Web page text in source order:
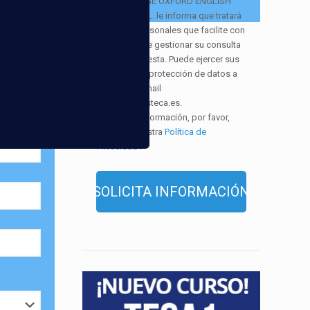
INSTITUTE S.L. le informa que tratará
los datos personales que facilite con
la finalidad de gestionar su consulta
y darle respuesta. Puede ejercer sus
derechos de protección de datos a
través del e-mail
infor@cursosteca.es.
. Para más información, por favor,
consulte nuestraPolítica de